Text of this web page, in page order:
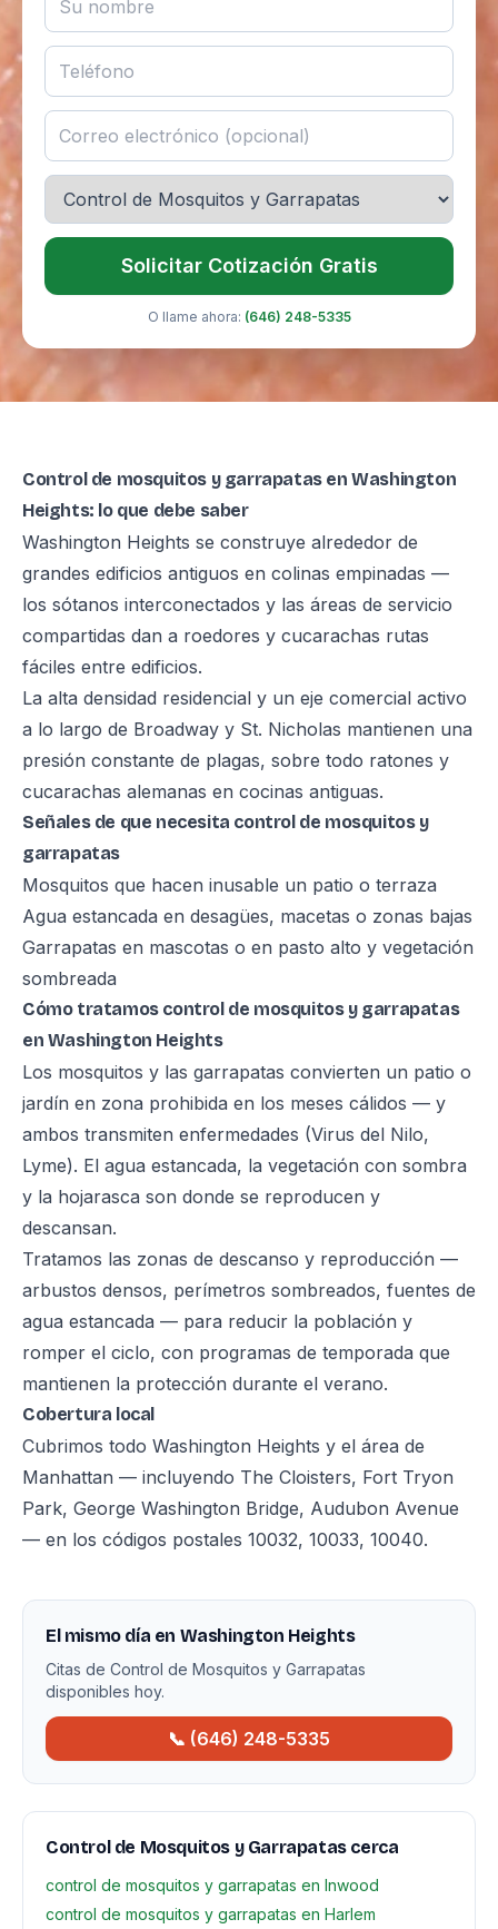
Solicitar Cotización Gratis
O llame ahora: (646) 248-5335
Control de mosquitos y garrapatas en Washington
Heights: lo que debe saber
Washington Heights se construye alrededor de
grandes edificios antiguos en colinas empinadas —
los sótanos interconectados y las áreas de servicio
compartidas dan a roedores y cucarachas rutas
fáciles entre edificios.
La alta densidad residencial y un eje comercial activo
a lo largo de Broadway y St. Nicholas mantienen una
presión constante de plagas, sobre todo ratones y
cucarachas alemanas en cocinas antiguas.
Señales de que necesita control de mosquitos y
garrapatas
Mosquitos que hacen inusable un patio o terraza
Agua estancada en desagües, macetas o zonas bajas
Garrapatas en mascotas o en pasto alto y vegetación
sombreada
Cómo tratamos control de mosquitos y garrapatas
en Washington Heights
Los mosquitos y las garrapatas convierten un patio o
jardín en zona prohibida en los meses cálidos — y
ambos transmiten enfermedades (Virus del Nilo,
Lyme). El agua estancada, la vegetación con sombra
y la hojarasca son donde se reproducen y
descansan.
Tratamos las zonas de descanso y reproducción —
arbustos densos, perímetros sombreados, fuentes de
agua estancada — para reducir la población y
romper el ciclo, con programas de temporada que
mantienen la protección durante el verano.
Cobertura local
Cubrimos todo Washington Heights y el área de
Manhattan — incluyendo The Cloisters, Fort Tryon
Park, George Washington Bridge, Audubon Avenue
— en los códigos postales 10032, 10033, 10040.
El mismo día en Washington Heights
Citas de Control de Mosquitos y Garrapatas
disponibles hoy.
📞 (646) 248-5335
Control de Mosquitos y Garrapatas cerca
control de mosquitos y garrapatas en Inwood
control de mosquitos y garrapatas en Harlem